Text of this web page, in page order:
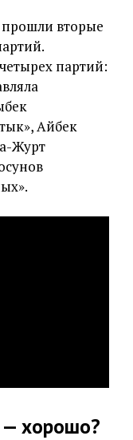
прошли вторые
партий:
Айбек
Журт
— хорошо?